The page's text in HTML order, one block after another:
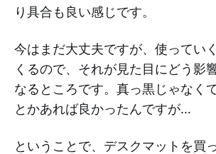
り具合も良い感じです。
今はまだ大丈夫ですが、使ってい
くるので、それが見た目にどう影
なるところです。真っ黒じゃなく
とかあれば良かったんですが…
ということで、デスクマットを買